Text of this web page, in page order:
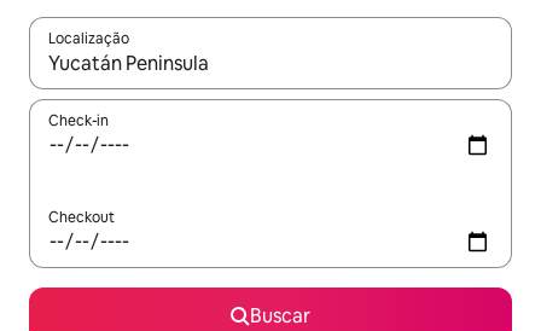
Localização
Quando os resultados estiverem disponíveis, explore-os
Check-in
Checkout
Buscar